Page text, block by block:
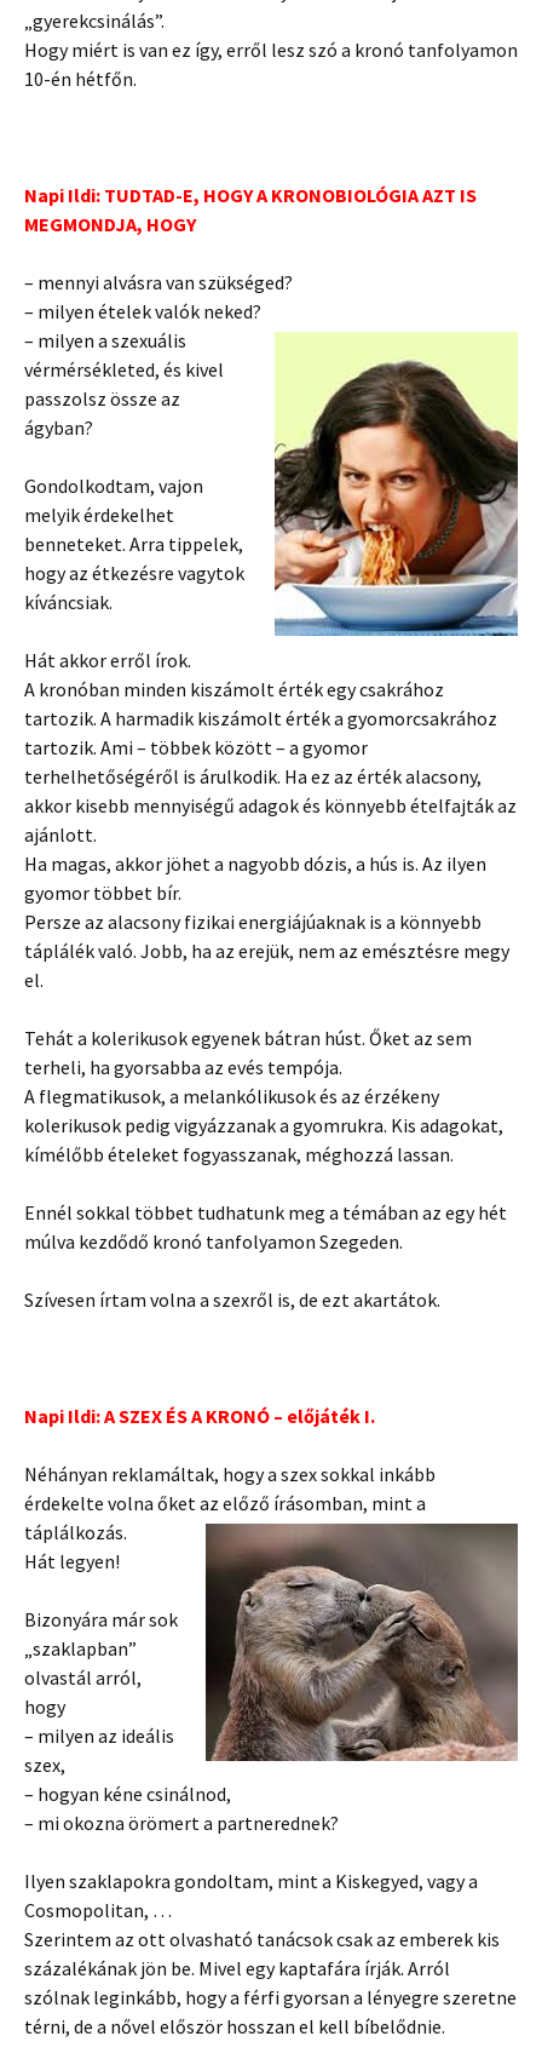
„gyerekcsinálás”.
Hogy miért is van ez így, erről lesz szó a kronó tanfolyamon
10-én hétfőn.
Napi Ildi: TUDTAD-E, HOGY A KRONOBIOLÓGIA AZT IS
MEGMONDJA, HOGY
– mennyi alvásra van szükséged?
– milyen ételek valók neked?
– milyen a szexuális
vérmérsékleted, és kivel
passzolsz össze az
ágyban?
Gondolkodtam, vajon
melyik érdekelhet
benneteket. Arra tippelek,
hogy az étkezésre vagytok
kíváncsiak.
Hát akkor erről írok.
A kronóban minden kiszámolt érték egy csakrához
tartozik. A harmadik kiszámolt érték a gyomorcsakrához
tartozik. Ami – többek között – a gyomor
terhelhetőségéről is árulkodik. Ha ez az érték alacsony,
akkor kisebb mennyiségű adagok és könnyebb ételfajták az
ajánlott.
Ha magas, akkor jöhet a nagyobb dózis, a hús is. Az ilyen
gyomor többet bír.
Persze az alacsony fizikai energiájúaknak is a könnyebb
táplálék való. Jobb, ha az erejük, nem az emésztésre megy
el.
Tehát a kolerikusok egyenek bátran húst. Őket az sem
terheli, ha gyorsabba az evés tempója.
A flegmatikusok, a melankólikusok és az érzékeny
kolerikusok pedig vigyázzanak a gyomrukra. Kis adagokat,
kímélőbb ételeket fogyasszanak, méghozzá lassan.
Ennél sokkal többet tudhatunk meg a témában az egy hét
múlva kezdődő kronó tanfolyamon Szegeden.
Szívesen írtam volna a szexről is, de ezt akartátok.
Napi Ildi: A SZEX ÉS A KRONÓ – előjáték I.
Néhányan reklamáltak, hogy a szex sokkal inkább
érdekelte volna őket az előző írásomban, mint a
táplálkozás.
Hát legyen!
Bizonyára már sok
„szaklapban”
olvastál arról,
hogy
– milyen az ideális
szex,
– hogyan kéne csinálnod,
– mi okozna örömert a partnerednek?
Ilyen szaklapokra gondoltam, mint a Kiskegyed, vagy a
Cosmopolitan, …
Szerintem az ott olvasható tanácsok csak az emberek kis
százalékának jön be. Mivel egy kaptafára írják. Arról
szólnak leginkább, hogy a férfi gyorsan a lényegre szeretne
térni, de a nővel először hosszan el kell bíbelődnie.